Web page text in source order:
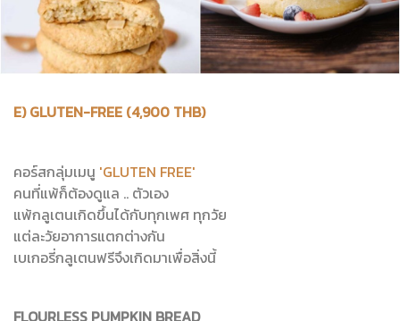
E) GLUTEN-FREE (4,900 THB)
คอร์สกลุ่มเมนู 'GLUTEN FREE'
คนที่แพ้ก็ต้องดูแล .. ตัวเอง
แพ้กลูเตนเกิดขึ้นได้กับทุกเพศ ทุกวัย
แต่ละวัยอาการแตกต่างกัน
เบเกอรี่กลูเตนฟรีจึงเกิดมาเพื่อสิ่งนี้
FLOURLESS PUMPKIN BREAD